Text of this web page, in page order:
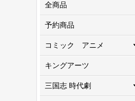
全商品
予約商品
コミック アニメ
キングアーツ
三国志 時代劇